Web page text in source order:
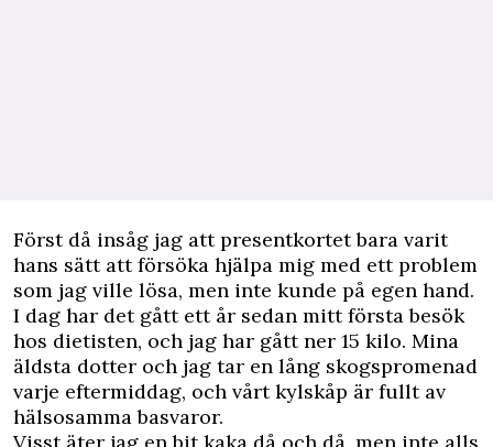
Först då insåg jag att presentkortet bara varit
hans sätt att försöka hjälpa mig med ett problem
som jag ville lösa, men inte kunde på egen hand.
I dag har det gått ett år sedan mitt första besök
hos dietisten, och jag har gått ner 15 kilo. Mina
äldsta dotter och jag tar en lång skogspromenad
varje eftermiddag, och vårt kylskåp är fullt av
hälsosamma basvaror.